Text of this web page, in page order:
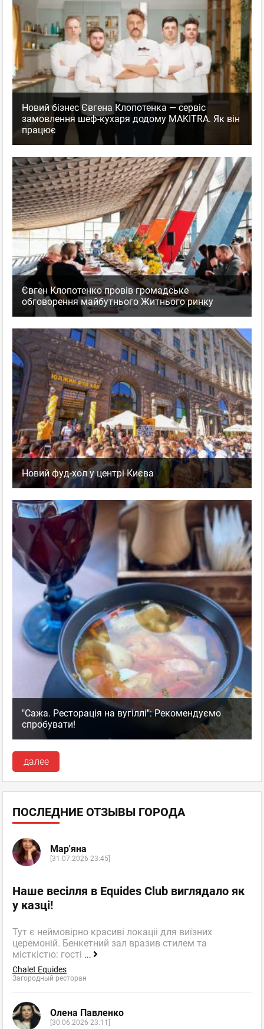
Новий бізнес Євгена Клопотенка — сервіс
замовлення шеф-кухаря додому MAKITRA. Як він
працює
Євген Клопотенко провів громадське
обговорення майбутнього Житнього ринку
Новий фуд-хол у центрі Києва
"Сажа. Ресторація на вугіллі": Рекомендуємо
спробувати!
далее
ПОСЛЕДНИЕ ОТЗЫВЫ ГОРОДА
Мар'яна
[31.07.2026 23:45]
Наше весілля в Equides Club виглядало як
у казці!
Тут є неймовірно красиві локаціі для виїзних
церемоній. Бенкетний зал вразив стилем та
місткістю: гості ...
Chalet Equides
Загородный ресторан
Олена Павленко
[30.06.2026 23:11]